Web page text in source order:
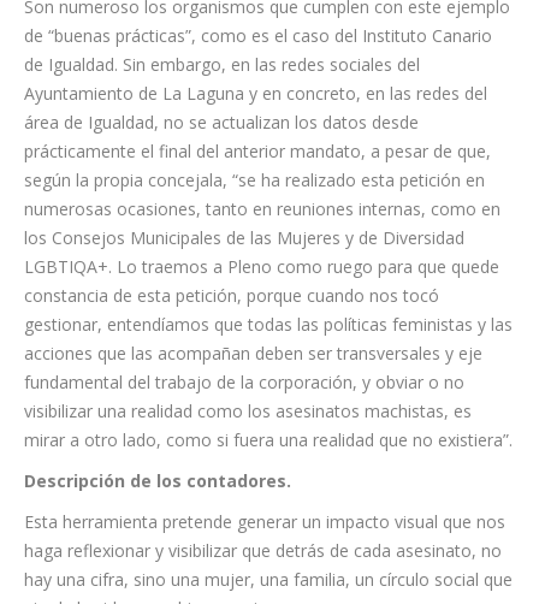
recordatorio de que aún tenemos mucho trabajo por hacer.
Con ello, se persigue visibilizar, pero también, o sobre todo,
sensibilizar a la sociedad”, indica Idaira Afonso, concejala y
coportavoz de Unidas se puede.
Son numeroso los organismos que cumplen con este ejemplo
de “buenas prácticas”, como es el caso del Instituto Canario
de Igualdad. Sin embargo, en las redes sociales del
Ayuntamiento de La Laguna y en concreto, en las redes del
área de Igualdad, no se actualizan los datos desde
prácticamente el final del anterior mandato, a pesar de que,
según la propia concejala, “se ha realizado esta petición en
numerosas ocasiones, tanto en reuniones internas, como en
los Consejos Municipales de las Mujeres y de Diversidad
LGBTIQA+. Lo traemos a Pleno como ruego para que quede
constancia de esta petición, porque cuando nos tocó
acciones que las acompañan deben ser transversales y eje
fundamental del trabajo de la corporación, y obviar o no
visibilizar una realidad como los asesinatos machistas, es
mirar a otro lado, como si fuera una realidad que no existiera”.